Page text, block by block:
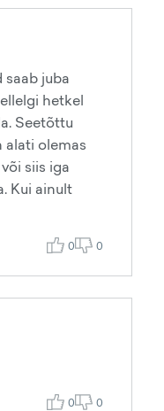
saab juba
hetkel
Seetõttu
alati olemas
siis iga
Kui ainult
0 0
0 0